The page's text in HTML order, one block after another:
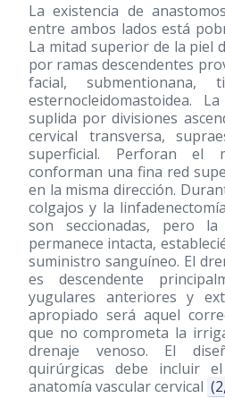
La existencia de
entre ambos lados está
La mitad superior de la piel
por ramas descendentes
facial, submentionana,
esternocleidomastoidea.
suplida por divisiones
cervical transversa,
superficial. Perforan el
conforman una fina red
en la misma dirección.
colgajos y la
son seccionadas, pero
permanece intacta,
suministro sanguíneo. El
es descendente
yugulares anteriores y
apropiado será aquel
que no comprometa la
drenaje venoso. El
quirúrgicas debe incluir
anatomía vascular cervical